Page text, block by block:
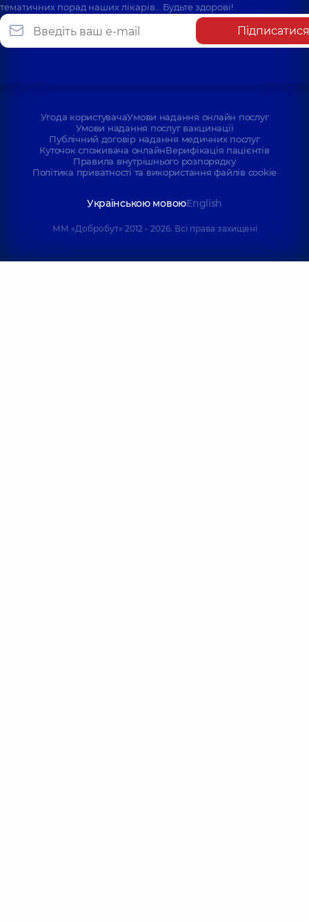
тематичних порад наших лікарів… Будьте здорові!
Підписатися
Угода користувачаУмови надання онлайн послуг
Умови надання послуг вакцинації
Публічний договір надання медичних послуг
Куточок споживача онлайнВерифікація пацієнтів
Правила внутрішнього розпорядку
Політика приватності та використання файлів cookie
Українською мовоюEnglish
ММ «Добробут» 2012 - 2026. Всі права захищені